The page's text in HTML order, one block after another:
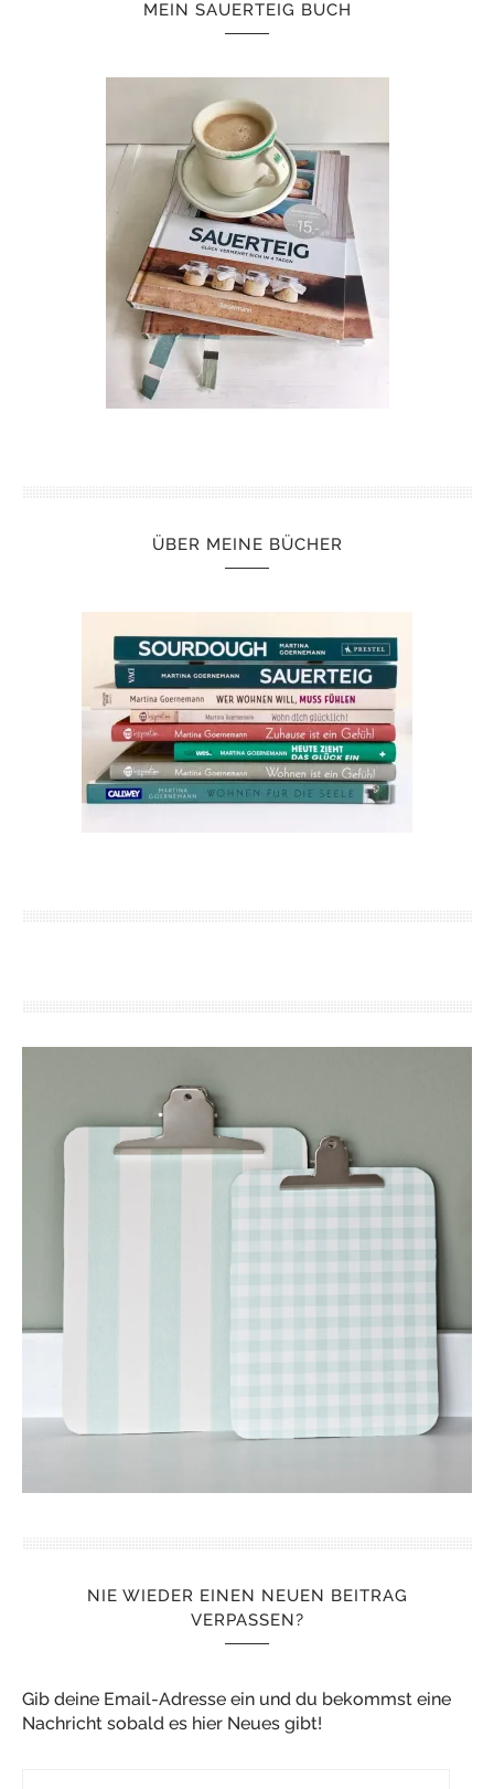
MEIN SAUERTEIG BUCH
ÜBER MEINE BÜCHER
NIE WIEDER EINEN NEUEN BEITRAG
VERPASSEN?
Gib deine Email-Adresse ein und du bekommst eine
Nachricht sobald es hier Neues gibt!